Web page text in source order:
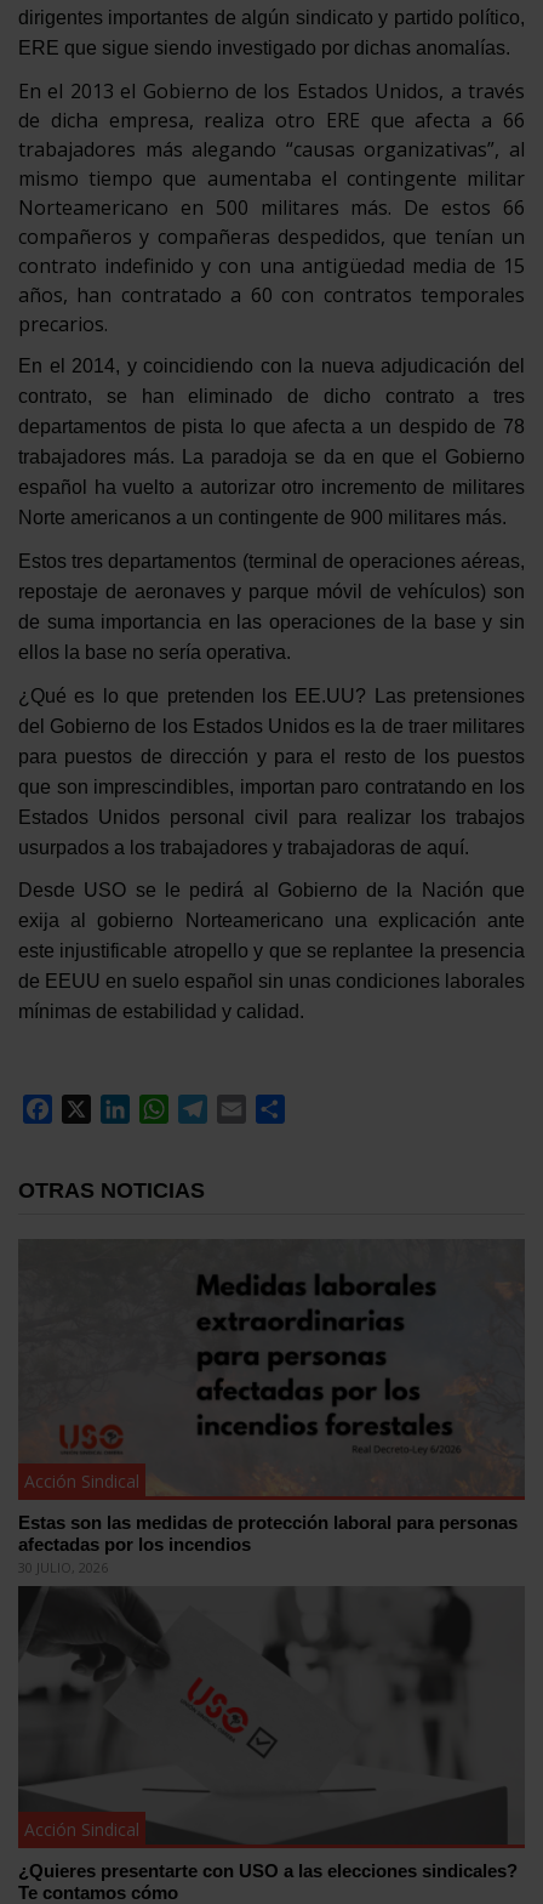
dirigentes importantes de algún sindicato y partido político,
ERE que sigue siendo investigado por dichas anomalías.
En el 2013 el Gobierno de los Estados Unidos, a través
de dicha empresa, realiza otro ERE que afecta a 66
trabajadores más alegando “causas organizativas”, al
mismo tiempo que aumentaba el contingente militar
Norteamericano en 500 militares más. De estos 66
compañeros y compañeras despedidos, que tenían un
contrato indefinido y con una antigüedad media de 15
años, han contratado a 60 con contratos temporales
precarios.
En el 2014, y coincidiendo con la nueva adjudicación del
contrato, se han eliminado de dicho contrato a tres
departamentos de pista lo que afecta a un despido de 78
trabajadores más. La paradoja se da en que el Gobierno
español ha vuelto a autorizar otro incremento de militares
Norte americanos a un contingente de 900 militares más.
Estos tres departamentos (terminal de operaciones aéreas,
repostaje de aeronaves y parque móvil de vehículos) son
de suma importancia en las operaciones de la base y sin
ellos la base no sería operativa.
¿Qué es lo que pretenden los EE.UU? Las pretensiones
del Gobierno de los Estados Unidos es la de traer militares
para puestos de dirección y para el resto de los puestos
que son imprescindibles, importan paro contratando en los
Estados Unidos personal civil para realizar los trabajos
usurpados a los trabajadores y trabajadoras de aquí.
Desde USO se le pedirá al Gobierno de la Nación que
exija al gobierno Norteamericano una explicación ante
este injustificable atropello y que se replantee la presencia
de EEUU en suelo español sin unas condiciones laborales
mínimas de estabilidad y calidad.
Facebook LinkedInWhatsApp
Telegram
Email
OTRAS NOTICIAS
Acción Sindical
Estas son las medidas de protección laboral para personas
afectadas por los incendios
30 JULIO, 2026
Acción Sindical
¿Quieres presentarte con USO a las elecciones sindicales?
Te contamos cómo